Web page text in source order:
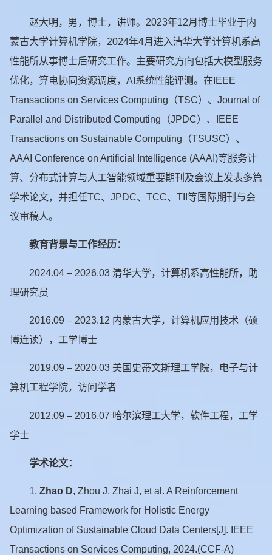
赵大明，男，博士，讲师。2023年12月博士毕业于内
蒙古大学计算机学院，2024年4月进入清华大学计算机系高
性能所从事博士后研究工作。主要研究方向包括大模型服务
优化，算电协同资源调度，AI系统性能评测。在IEEE
Transactions on Services Computing（TSC）、Journal of
Parallel and Distributed Computing（JPDC）、IEEE
Transactions on Sustainable Computing（TSUSC）、
AAAI Conference on Artificial Intelligence (AAAI)等服务计
算、分布式计算与人工智能领域重要期刊及会议上发表多篇
学术论文，并担任TC、JPDC、TCC、TII等国际期刊与会
议审稿人。
教育背景与工作经历：
2024.04 – 2026.03 清华大学，计算机系高性能所，助
理研究员
2016.09 – 2023.12 内蒙古大学，计算机应用技术（硕
博连读），工学博士
2019.09 – 2020.03 美国史蒂文斯理工学院，电子与计
算机工程学院，访问学者
2012.09 – 2016.07 哈尔滨理工大学，软件工程，工学
学士
学术论文：
1. Zhao D, Zhou J, Zhai J, et al. A Reinforcement
Learning based Framework for Holistic Energy
Optimization of Sustainable Cloud Data Centers[J]. IEEE
Transactions on Services Computing, 2024.(CCF-A)